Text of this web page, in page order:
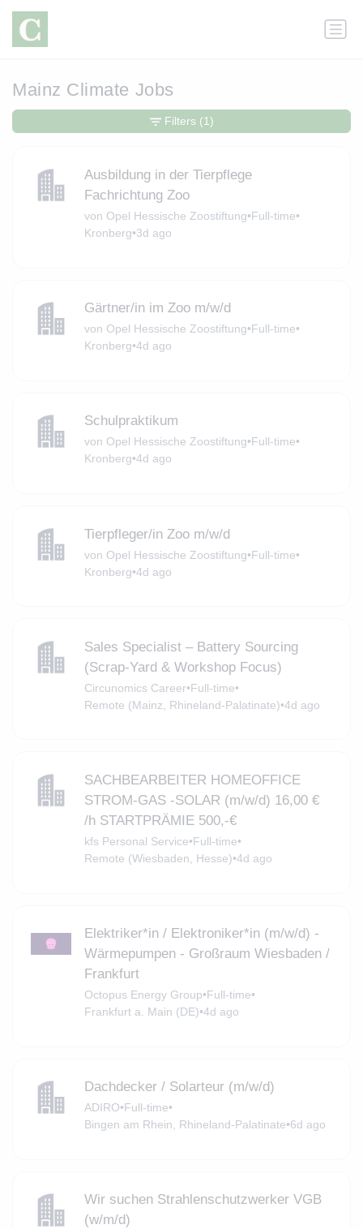
Mainz Climate Jobs
Ausbildung in der Tierpflege
Fachrichtung Zoo
von Opel Hessische Zoostiftung•Full-time•
Kronberg•3d ago
Gärtner/in im Zoo m/w/d
von Opel Hessische Zoostiftung•Full-time•
Kronberg•4d ago
Schulpraktikum
von Opel Hessische Zoostiftung•Full-time•
Kronberg•4d ago
Tierpfleger/in Zoo m/w/d
von Opel Hessische Zoostiftung•Full-time•
Kronberg•4d ago
Sales Specialist – Battery Sourcing
(Scrap‑Yard & Workshop Focus)
Circunomics Career•Full-time•
Remote (Mainz, Rhineland-Palatinate)•4d ago
SACHBEARBEITER HOMEOFFICE
STROM-GAS -SOLAR (m/w/d) 16,00 €
/h STARTPRÄMIE 500,-€
kfs Personal Service•Full-time•
Remote (Wiesbaden, Hesse)•4d ago
Elektriker*in / Elektroniker*in (m/w/d) -
Wärmepumpen - Großraum Wiesbaden /
Frankfurt
Octopus Energy Group•Full-time•
Frankfurt a. Main (DE)•4d ago
Dachdecker / Solarteur (m/w/d)
ADIRO•Full-time•
Bingen am Rhein, Rhineland-Palatinate•6d ago
Wir suchen Strahlenschutzwerker VGB
(w/m/d)
Filters (1)